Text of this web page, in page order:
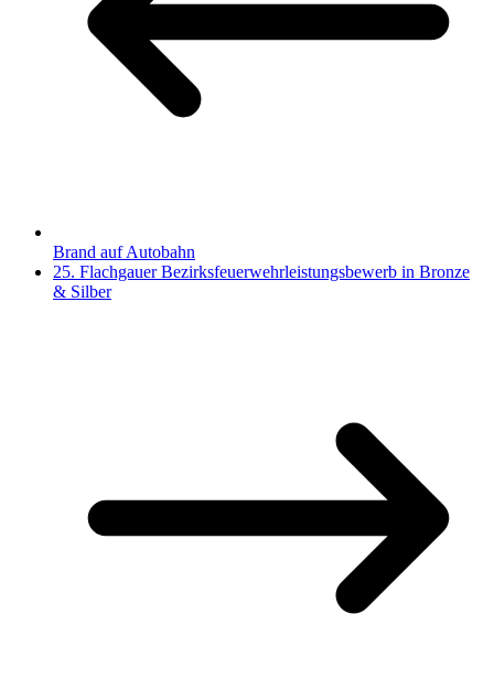
Brand auf Autobahn
25. Flachgauer Bezirksfeuerwehrleistungsbewerb in Bronze
& Silber